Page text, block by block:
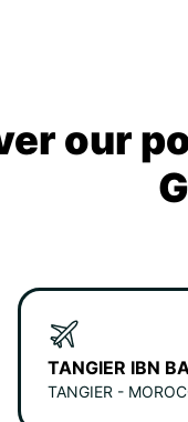
our
TANGIER IBN
TANGIER -